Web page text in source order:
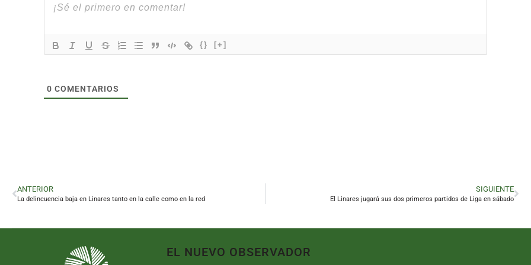
{} [+]
0 COMENTARIOS
ANTERIOR
La delincuencia baja en Linares tanto en la calle como en la red
SIGUIENTE
El Linares jugará sus dos primeros partidos de Liga en sábado
EL NUEVO OBSERVADOR